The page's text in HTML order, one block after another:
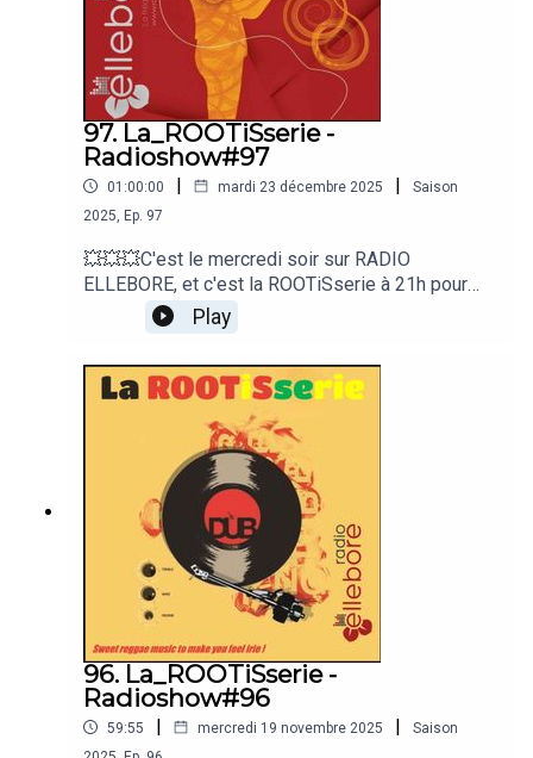
97. La_ROOTiSserie -
Radioshow#97
01:00:00 | mardi 23 décembre 2025 |
Saison
2025, Ep. 97
💥💥💥C'est le mercredi soir sur RADIO
ELLEBORE, et c'est la ROOTiSserie à 21h pour
une heure de nouveautés reggae. 📻🎧Avec: Stick
Figure , Marina P & The Co-operators & Waggle
Dance Records , Kasmi & Pimienta Records ,
Conquering Sound & Omar Perry, L'Entourloop &
Biga* Ranx , Roof Bandits, Roe Summerz, Dub
Shepherds, Baboon Prophecy, Mista Savona,
Alborosie, Gregory Isaacs , I-Taweh
et @Daweh Congo 🔥💥
Play
96. La_ROOTiSserie -
Radioshow#96
59:55 | mercredi 19 novembre 2025 |
Saison